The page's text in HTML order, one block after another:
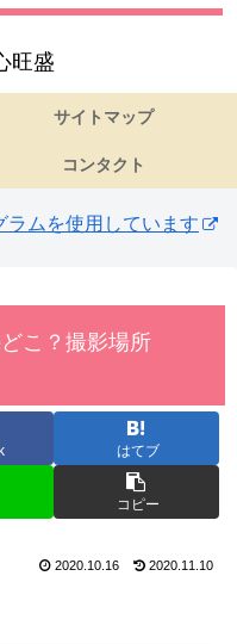
サイトマップ
コンタクト
ラムを使用しています
こ？撮影場所
はてブ
コピー
2020.10.16 2020.11.10